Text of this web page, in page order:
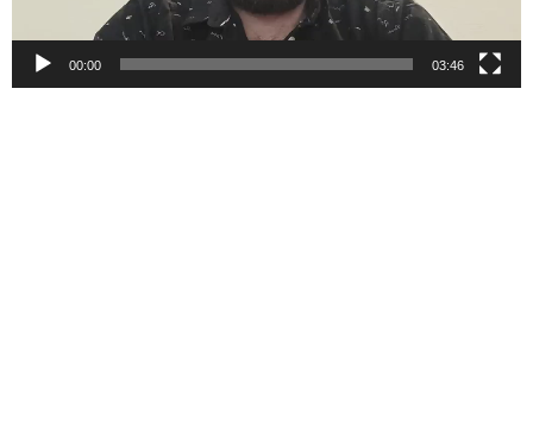
00:00 03:46